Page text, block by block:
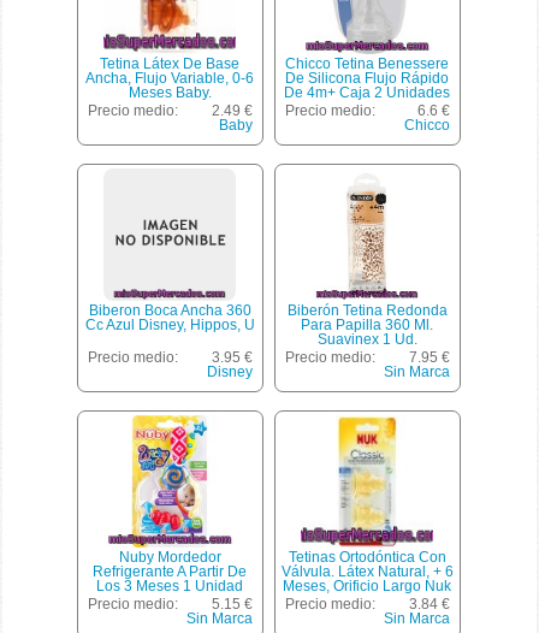
Tetina Látex De Base
Ancha, Flujo Variable, 0-6
Meses Baby.
Precio medio:
2.49 €
Baby
Chicco Tetina Benessere
De Silicona Flujo Rápido
De 4m+ Caja 2 Unidades
Precio medio:
6.6 €
Chicco
Biberon Boca Ancha 360
Cc Azul Disney, Hippos, U
Precio medio:
3.95 €
Disney
Biberón Tetina Redonda
Para Papilla 360 Ml.
Suavinex 1 Ud.
Precio medio:
7.95 €
Sin Marca
Nuby Mordedor
Refrigerante A Partir De
Los 3 Meses 1 Unidad
Precio medio:
5.15 €
Sin Marca
Tetinas Ortodóntica Con
Válvula. Látex Natural, + 6
Meses, Orificio Largo Nuk
2 Unidades
Precio medio:
3.84 €
Sin Marca